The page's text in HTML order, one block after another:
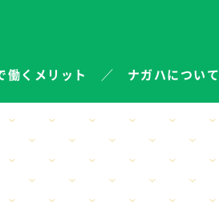
働くメリット ナガハについて